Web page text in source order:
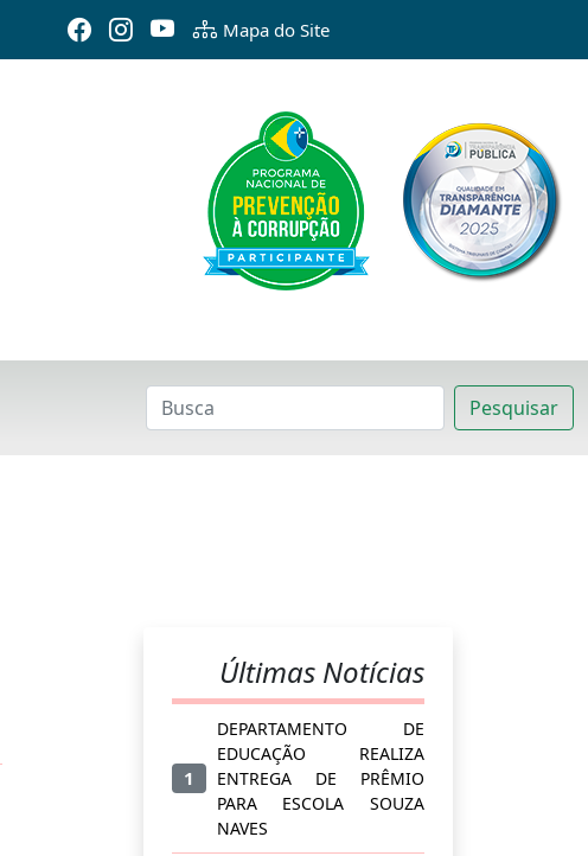
Mapa do Site
Pesquisar
Últimas Notícias
1
DEPARTAMENTO DE
EDUCAÇÃO REALIZA
ENTREGA DE PRÊMIO
PARA ESCOLA SOUZA
NAVES